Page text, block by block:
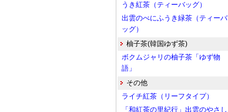
うき紅茶（ティーバッグ）
出雲のべにふうき緑茶（ティーバ
ッグ）
柚子茶(韓国ゆず茶)
ボクムジャリの柚子茶「ゆず物
語」
その他
ライチ紅茶（リーフタイプ）
「和紅茶の里紀行」出雲のやさし